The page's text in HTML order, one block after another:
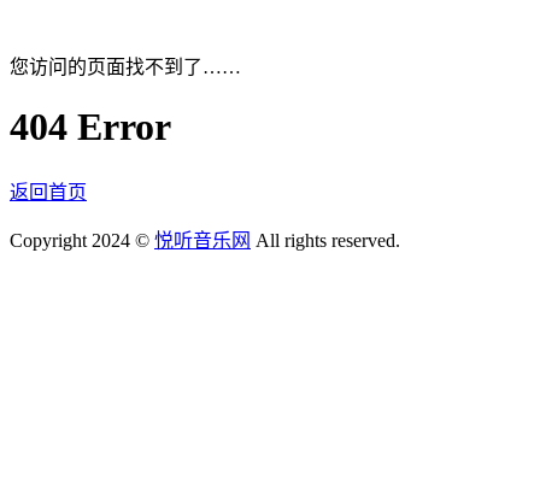
您访问的页面找不到了……
404 Error
返回首页
Copyright 2024 © 悦听音乐网 All rights reserved.